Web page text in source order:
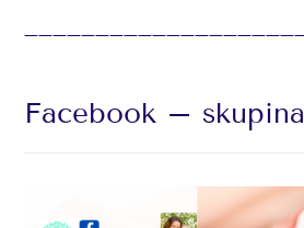
Facebook – skupina